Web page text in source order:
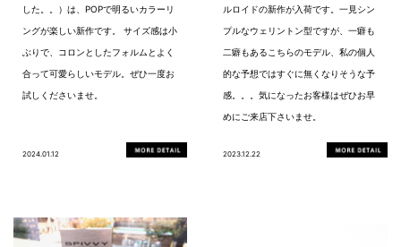
した。。）は、POPで明るいカラーリ
ングが楽しい新作です。 サイズ感は小
ぶりで、コロンとしたフォルムとよく
合って可愛らしいモデル。ぜひ一度お
試しくださいませ。
2024.01.12
ルロイドの新作が入荷です。一見シン
プルなウェリントン型ですが、一癖も
二癖もあるこちらのモデル、私の個人
的な予想ではすぐに無くなりそうな予
感。。。気になったお客様はぜひお早
めにご来店下さいませ。
2023.12.22